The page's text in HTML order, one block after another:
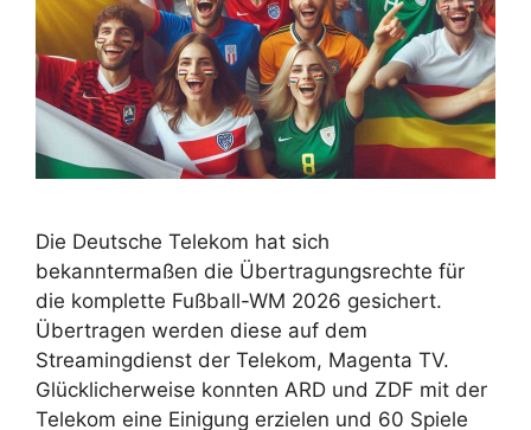
Die Deutsche Telekom hat sich
bekanntermaßen die Übertragungsrechte für
die komplette Fußball-WM 2026 gesichert.
Übertragen werden diese auf dem
Streamingdienst der Telekom, Magenta TV.
Glücklicherweise konnten ARD und ZDF mit der
Telekom eine Einigung erzielen und 60 Spiele